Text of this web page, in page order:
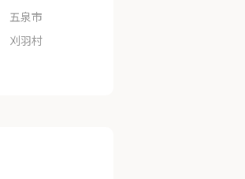
五泉市
刈羽村